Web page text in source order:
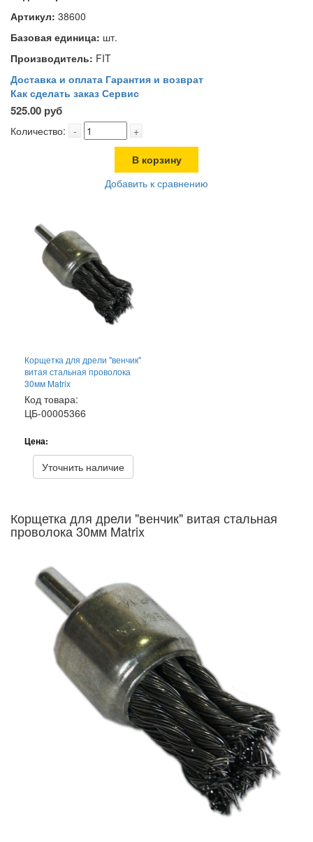
Артикул: 38600
Базовая единица: шт.
Производитель: FIT
Доставка и оплата Гарантия и возврат
Как сделать заказ Сервис
525.00 руб
Количество: - +
В корзину
Добавить к сравнению
Корщетка для дрели "венчик"
витая стальная проволока
30мм Matrix
Код товара:
ЦБ-00005366
Цена:
Уточнить наличие
Корщетка для дрели "венчик" витая стальная
проволока 30мм Matrix